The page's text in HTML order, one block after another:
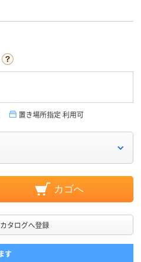
置き場所指定 利用可
カゴへ
タログへ登録
す